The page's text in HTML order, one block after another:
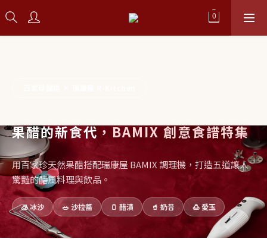
果醋的新食代，BAMIX 創意食譜特集
用百家珍天然果醋搭配瑞康屋 BAMIX 調理機，打造五道讓人
驚豔的醋風料理與飲品。
🧊 冰沙 🥗 沙拉醬 🫙 醋漬 🥤 奶昔 🍮 愛玉